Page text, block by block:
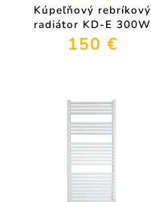
Kúpeľňový rebríkový
radiátor KD-E 300W
150 €